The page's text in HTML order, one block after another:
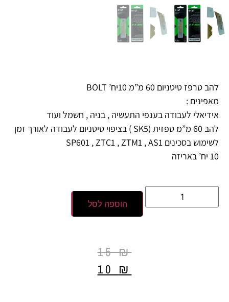
להב טרפז טיטניום 60 מ”מ 10יח’ BOLT
מאפינים :
אידיאלי לעבודה בענפי התעשיה , בניה , חשמל ועוד
להב 60 מ”מ טפזית (SK5 ) בציפוי טיטניום לעבודה לאורך זמן
לשימוש בסכינים SP601 , ZTC1 , ZTM1 , AS1
10 יח’ באריזה
הוספה לסל
15₪
10 ₪